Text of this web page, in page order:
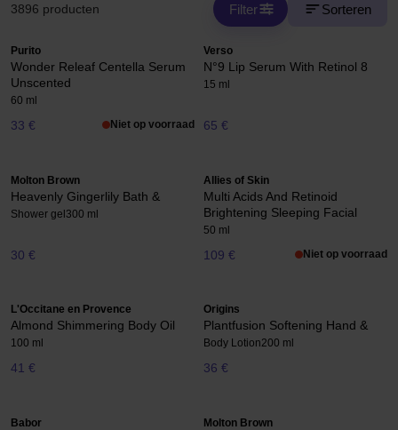
3896 producten Filter Sorteren
Purito
Wonder Releaf Centella Serum
Unscented
60 ml
33 € Niet op voorraad
Verso
N°9 Lip Serum With Retinol 8
15 ml
65 €
Molton Brown
Heavenly Gingerlily Bath &
Shower gel300 ml
30 €
Allies of Skin
Multi Acids And Retinoid
Brightening Sleeping Facial
50 ml
109 € Niet op voorraad
L'Occitane en Provence
Almond Shimmering Body Oil
100 ml
41 €
Origins
Plantfusion Softening Hand &
Body Lotion200 ml
36 €
Babor Molton Brown